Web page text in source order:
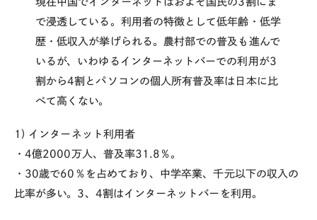
で浸透している。利用者の特徴として低年齢・低学
歴・低収入が挙げられる。農村部での普及も進んで
いるが、いわゆるインターネットバーでの利用が3
割か ら4割とパソコンの個人所有普及率は日本に比
べて高くない。
1) インターネット利用者
・4億2000万人、普及率31.8％。
・30歳で60％を占めており、中学卒業、千元以下の収入の
比率が多い。3、4割はインターネットバーを利用。